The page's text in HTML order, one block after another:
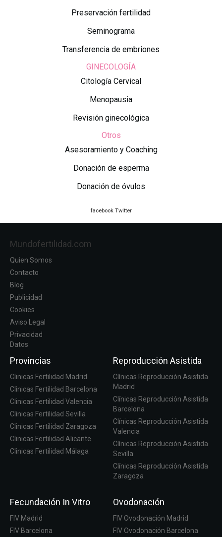
Preservación fertilidad
Seminograma
Transferencia de embriones
GINECOLOGÍA
Citología Cervical
Menopausia
Revisión ginecológica
Otros
Asesoramiento y Coaching
Donación de esperma
Donación de óvulos
facebook Twitter
Mundofertilidad.com
Quien Somos
Contacto
Blog
Publicidad
Cookies
Aviso Legal
Privacidad
Datos
Provincias
Clinicas Fertilidad Madrid
Clinicas Fertilidad Barcelona
Clinicas Fertilidad Valencia
Clinicas Fertilidad Sevilla
Clinicas Fertilidad Zaragoza
Clinicas Fertilidad Alicante
Clinicas Fertilidad Málaga
Reproducción Asistida
Clínicas Reproducción Asistida
Madrid
Clínicas Reproducción Asistida
Barcelona
Clínicas Reproducción Asistida
Valencia
Clínicas Reproducción Asistida
Sevilla
Clínicas Reproducción Asistida
Zaragoza
Fecundación In Vitro
FIV Madrid
FIV Barcelona
Ovodonación
FIV Ovodonación Madrid
FIV Ovodonación Barcelona